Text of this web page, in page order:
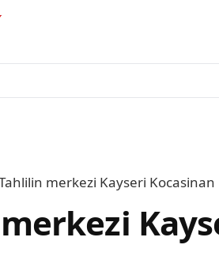
merkezi Kayseri Kocasinan